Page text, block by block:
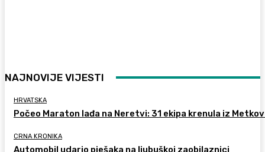
NAJNOVIJE VIJESTI
HRVATSKA
Počeo Maraton lađa na Neretvi: 31 ekipa krenula iz
CRNA KRONIKA